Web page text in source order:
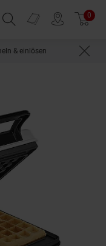
Suchfeld einblenden
Prospekte 0
& einlösen